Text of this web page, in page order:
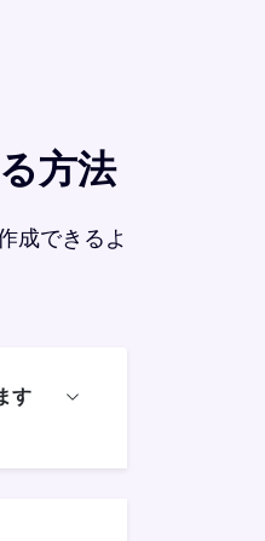
方法
成できるよ
す